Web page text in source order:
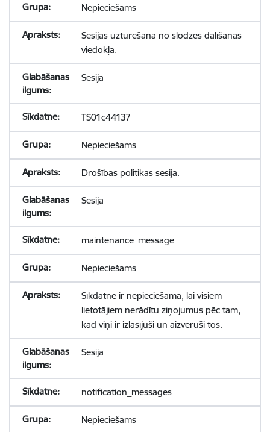
Nepieciešams
Sesijas uzturēšana no slodzes dalīšanas
viedokļa.
Sesija
TS01c44137
Nepieciešams
Drošības politikas sesija.
Sesija
maintenance_message
Nepieciešams
Sīkdatne ir nepieciešama, lai visiem
lietotājiem nerādītu ziņojumus pēc tam,
kad viņi ir izlasījuši un aizvēruši tos.
Sesija
notification_messages
Nepieciešams